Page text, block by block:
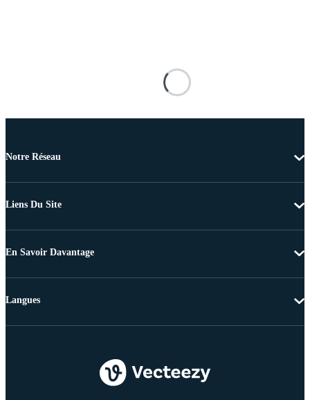
Notre Réseau
Liens Du Site
En Savoir Davantage
Langues